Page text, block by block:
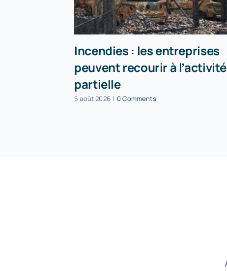
Incendies : les entreprises
peuvent recourir à l’activité
partielle
5 août 2026 | 0 Comments